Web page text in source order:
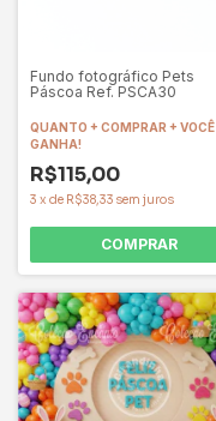
Fundo fotográfico Pets
Páscoa Ref. PSCA30
QUANTO + COMPRAR + VOCÊ
GANHA!
R$115,00
3 x de R$38,33 sem juros
COMPRAR